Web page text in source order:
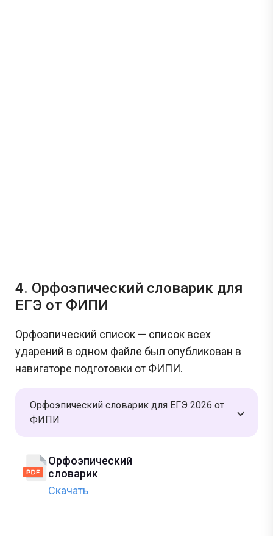
4. Орфоэпический словарик для
ЕГЭ от ФИПИ
Орфоэпический список — список всех
ударений в одном файле был опубликован в
навигаторе подготовки от ФИПИ.
Орфоэпический словарик для ЕГЭ 2026 от
ФИПИ
Орфоэпический
словарик
Скачать